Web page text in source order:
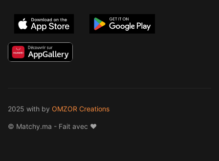
2025 with by OMZOR Creations
© Matchy.ma - Fait avec ❤️